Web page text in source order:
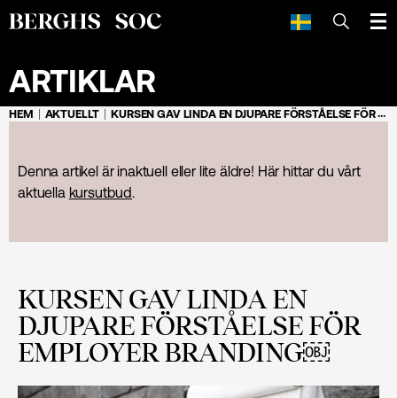
SÖK
ARTIKLAR
HEM AKTUELLT KURSEN GAV LINDA EN DJUPARE FÖRSTÅELSE FÖR EMPLOYER BRANDING￼
Denna artikel är inaktuell eller lite äldre! Här hittar du vårt
aktuella kursutbud.
KURSEN GAV LINDA EN
DJUPARE FÖRSTÅELSE FÖR
EMPLOYER BRANDING￼